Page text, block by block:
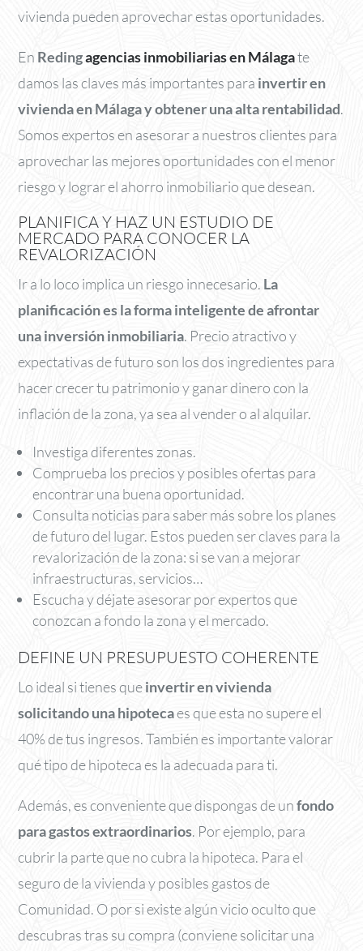
vivienda pueden aprovechar estas oportunidades.
En Redingagencias inmobiliarias en Málagate
damos las claves más importantes para invertir en
vivienda en Málaga y obtener una alta rentabilidad.
Somos expertos en asesorar a nuestros clientes para
aprovechar las mejores oportunidades con el menor
riesgo y lograr el ahorro inmobiliario que desean.
PLANIFICA Y HAZ UN ESTUDIO DE
MERCADO PARA CONOCER LA
REVALORIZACIÓN
Ir a lo loco implica un riesgo innecesario. La
planificación es la forma inteligente de afrontar
una inversión inmobiliaria. Precio atractivo y
expectativas de futuro son los dos ingredientes para
hacer crecer tu patrimonio y ganar dinero con la
inflación de la zona, ya sea al vender o al alquilar.
Investiga diferentes zonas.
Comprueba los precios y posibles ofertas para
encontrar una buena oportunidad.
Consulta noticias para saber más sobre los planes
de futuro del lugar. Estos pueden ser claves para la
revalorización de la zona: si se van a mejorar
infraestructuras, servicios…
Escucha y déjate asesorar por expertos que
conozcan a fondo la zona y el mercado.
DEFINE UN PRESUPUESTO COHERENTE
Lo ideal si tienes queinvertir en vivienda
solicitando una hipotecaes que esta no supere el
40% de tus ingresos. También es importante valorar
qué tipo de hipoteca es la adecuada para ti.
Además, es conveniente que dispongas de unfondo
para gastos extraordinarios. Por ejemplo, para
cubrir la parte que no cubra la hipoteca. Para el
seguro de la vivienda y posibles gastos de
Comunidad. O por si existe algún vicio oculto que
descubras tras su compra (conviene solicitar una